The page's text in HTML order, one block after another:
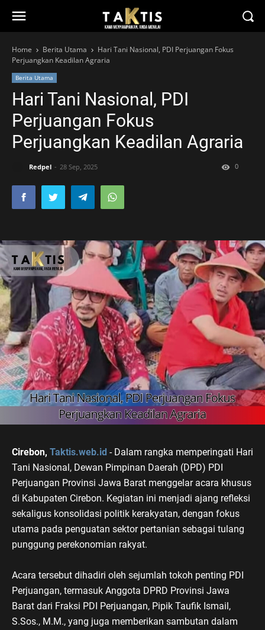
Home Berita Utama
Hari Tani Nasional, PDI Perjuangan Fokus
Perjuangkan Keadilan Agraria
Berita Utama
Hari Tani Nasional, PDI
Perjuangan Fokus
Perjuangkan Keadilan Agraria
Redpel 28 Sep, 2025 0
Cirebon, Taktis.web.id - Dalam rangka memperingati Hari
Tani Nasional, Dewan Pimpinan Daerah (DPD) PDI
Perjuangan Provinsi Jawa Barat menggelar acara khusus
di Kabupaten Cirebon. Kegiatan ini menjadi ajang refleksi
sekaligus konsolidasi politik kerakyatan, dengan fokus
utama pada penguatan sektor pertanian sebagai tulang
punggung perekonomian rakyat.
Acara tersebut dihadiri oleh sejumlah tokoh penting PDI
Perjuangan, termasuk Anggota DPRD Provinsi Jawa
Barat dari Fraksi PDI Perjuangan, Pipik Taufik Ismail,
S.Sos., M.M., yang juga memberikan sambutan dalam